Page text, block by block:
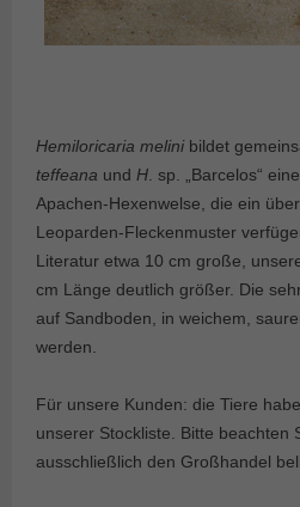
Hemiloricaria melinibildet
teffeana und H . sp. „Barcelos“
Apachen-Hexenwelse, die ein
Leoparden-Fleckenmuster
Literatur etwa 10 cm große,
cm Länge deutlich größer. Die
auf Sandboden, in weichem,
werden.
Für unsere Kunden: die Tiere
unserer Stockliste. Bitte beachten
ausschließlich den Großhandel